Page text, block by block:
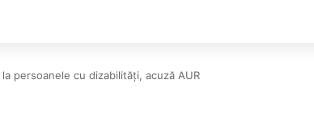
persoanele cu dizabilități, acuză AUR